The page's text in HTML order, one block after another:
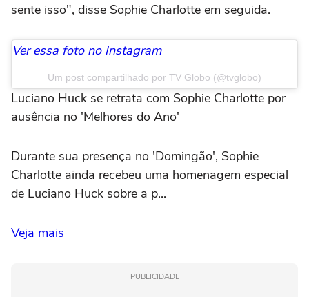
sente isso", disse Sophie Charlotte em seguida.
Ver essa foto no Instagram
Um post compartilhado por TV Globo (@tvglobo)
Luciano Huck se retrata com Sophie Charlotte por
ausência no 'Melhores do Ano'
Durante sua presença no 'Domingão', Sophie
Charlotte ainda recebeu uma homenagem especial
de Luciano Huck sobre a p...
Veja mais
PUBLICIDADE